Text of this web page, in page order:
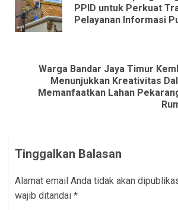
PPID untuk Perkuat
Pelayanan Informasi
post:
Warga Bandar Jaya Timur
Menunjukkan Kreativitas
Memanfaatkan Lahan
Tinggalkan Balasan
Alamat email Anda tidak akan
wajib ditandai *